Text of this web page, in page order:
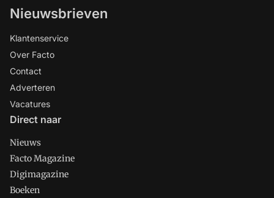
ziekenhuisbacterie. Gom Zorg heeft een
Nieuwsbrieven
Klantenservice
Over Facto
Contact
Adverteren
Vacatures
Direct naar
Nieuws
Facto Magazine
Digimagazine
Boeken